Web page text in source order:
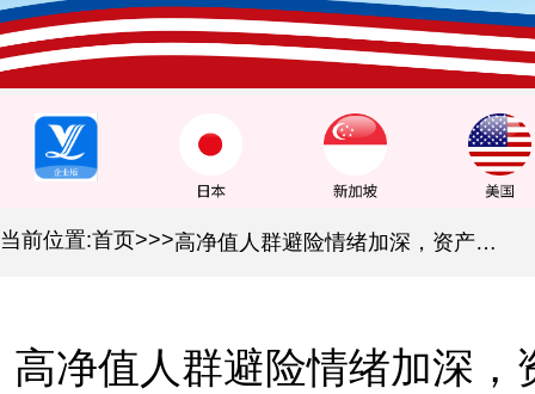
当前位置:首页>>> 高净值人群避险情绪加深，资产配置如何选择？
高净值人群避险情绪加深，